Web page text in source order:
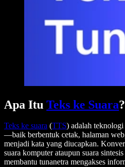
Apa Itu Teks ke Suara?
Teks ke suara (TTS) adalah
—baik berbentuk cetak, halaman
menjadi kata yang diucapkan.
suara komputer ataupun suara
membantu tunanetra mengakses